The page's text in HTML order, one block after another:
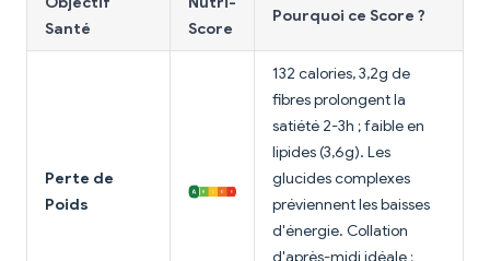
Santé
Score
Pourquoi ce Score ?
Perte de
Poids
132 calories, 3,2g de
fibres prolongent la
satiété 2-3h ; faible en
lipides (3,6g). Les
glucides complexes
préviennent les baisses
d'énergie. Collation
d'après-midi idéale ;